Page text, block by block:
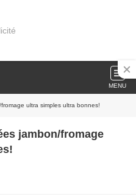
MENU
ultra simples ultra bonnes!
jambon/fromage